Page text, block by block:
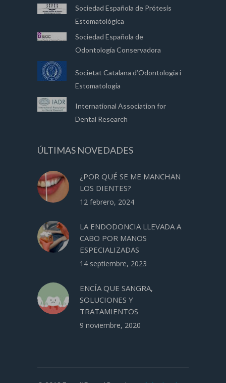
Sociedad Española de Prótesis
Estomatológica
Sociedad Española de
Odontología Conservadora
Societat Catalana d’Odontologia i
Estomatologia
International Association for
Dental Research
ÚLTIMAS NOVEDADES
¿POR QUÉ SE ME MANCHAN
LOS DIENTES?
12 febrero, 2024
LA ENDODONCIA LLEVADA A
CABO POR MANOS
ESPECIALIZADAS
14 septiembre, 2023
ENCÍA QUE SANGRA,
SOLUCIONES Y
TRATAMIENTOS
9 noviembre, 2020